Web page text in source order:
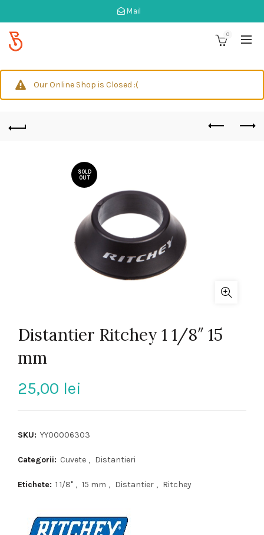
Mail
0
Our Online Shop is Closed :(
SOLD
OUT
Distantier Ritchey 1 1/8″ 15
mm
25,00 lei
SKU: YY00006303
Categorii: Cuvete , Distantieri
Etichete: 1 1/8" , 15 mm , Distantier , Ritchey